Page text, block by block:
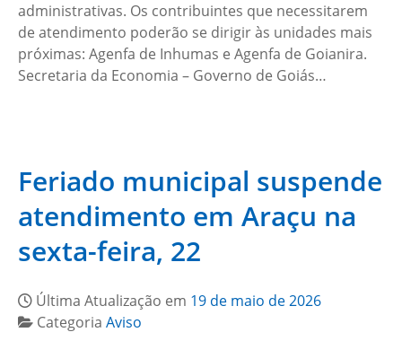
administrativas. Os contribuintes que necessitarem
de atendimento poderão se dirigir às unidades mais
próximas: Agenfa de Inhumas e Agenfa de Goianira.
Secretaria da Economia – Governo de Goiás…
Feriado municipal suspende
atendimento em Araçu na
sexta-feira, 22
Última Atualização em 19 de maio de 2026
Categoria Aviso